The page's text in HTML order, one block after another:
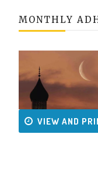
MONTHLY
VIEW AND